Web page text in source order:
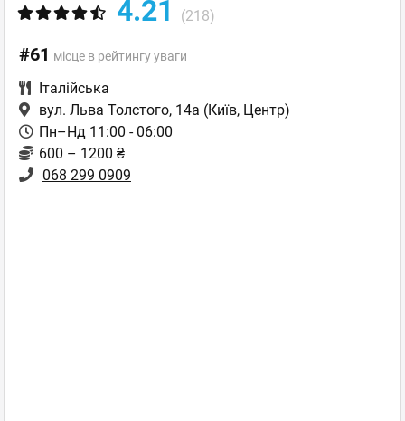
4.21 (218)
#61 місце в рейтингу уваги
Італійська
вул. Льва Толстого, 14а (Київ, Центр)
Пн–Нд 11:00 - 06:00
600 – 1200 ₴
068 299 0909